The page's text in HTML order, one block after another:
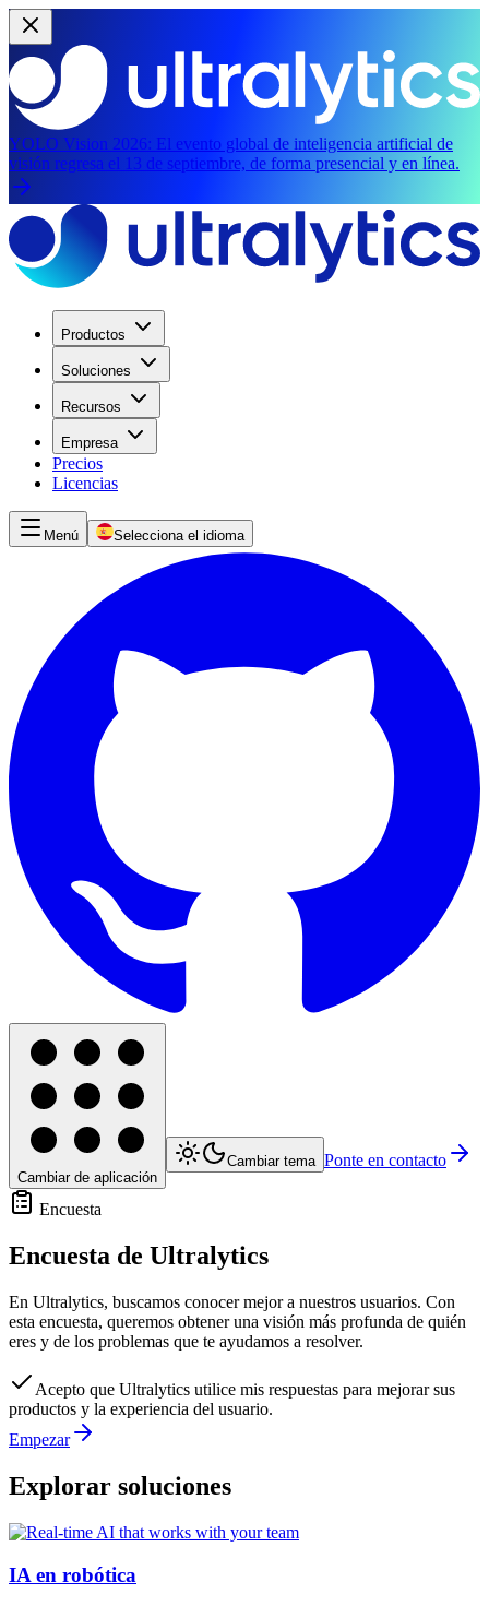
YOLO Vision 2026: El evento global de inteligencia artificial de
visión regresa el 13 de septiembre, de forma presencial y en línea.
Productos
Soluciones
Recursos
Empresa
Precios
Licencias
Menú Selecciona el idioma
Cambiar de aplicación
Cambiar tema Ponte en contacto
Encuesta
Encuesta de Ultralytics
En Ultralytics, buscamos conocer mejor a nuestros usuarios. Con
esta encuesta, queremos obtener una visión más profunda de quién
eres y de los problemas que te ayudamos a resolver.
Acepto que Ultralytics utilice mis respuestas para mejorar sus
productos y la experiencia del usuario.
Empezar
Explorar soluciones
IA en robótica